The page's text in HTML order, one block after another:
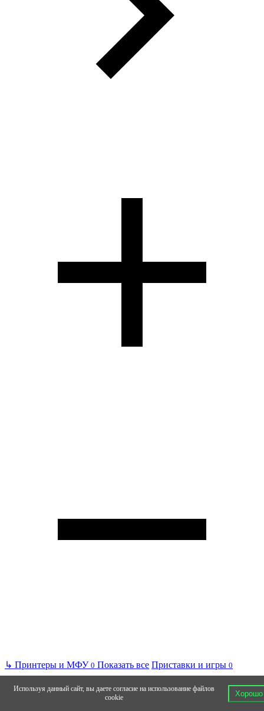
↳ Принтеры и МФУ 0 Показать все Приставки и игры 0
Используя данный сайт, вы даете согласие на использование файлов
cookie
Хорошо